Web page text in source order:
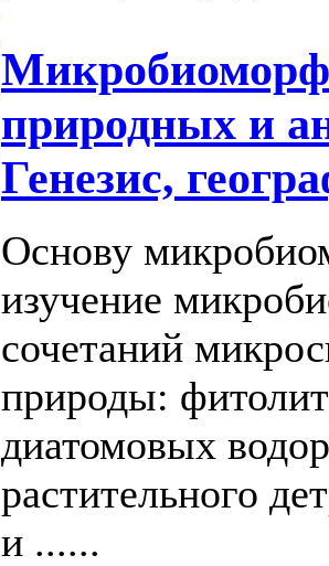
природных и
Генезис,
Основу
изучение
сочетаний
природы:
диатомовых
растительного
и ......